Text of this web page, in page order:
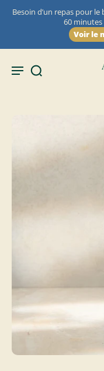
Besoin d’un repas pour
60
Voir le